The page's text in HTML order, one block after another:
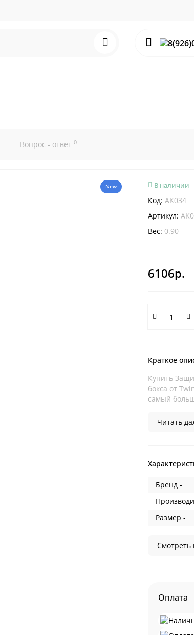
Вопрос - ответ 0
New В наличии
Код: AK034
Артикул:
Вес: 0.90
6106р.
Краткое
Купить
бокса от
самый
Читать
Бренд -
Размер -
Смотреть
Оплата